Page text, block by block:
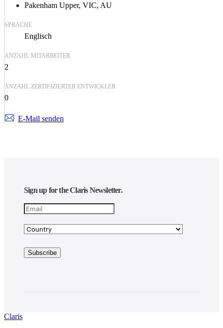
Pakenham Upper, VIC, AU
SPRACHE
Englisch
ANZAHL MITARBEITER
2
ANZAHL ZERTIFIZIERTER ENTWICKLER
0
E-Mail senden
Sign up for the Claris Newsletter.
Claris